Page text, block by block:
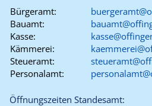
Bürgeramt:
Bauamt:
Kasse:
Kämmerei:
Steueramt:
Personalamt:
Öffnungszeiten Standesamt: